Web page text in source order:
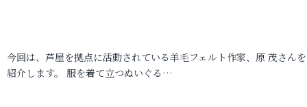
今回は、芦屋を拠点に活動されている羊毛フェルト作家、原 茂さん
紹介します。 服を着て立つぬいぐる…